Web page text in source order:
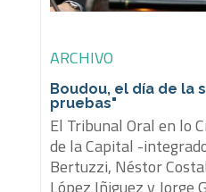
ARCHIVO
Boudou, el día de la
pruebas"
El Tribunal Oral en lo
de la Capital -
Bertuzzi, Néstor